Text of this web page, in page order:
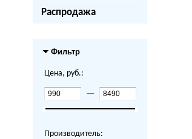
Распродажа
Фильтр
Цена, руб.:
—
Производитель: